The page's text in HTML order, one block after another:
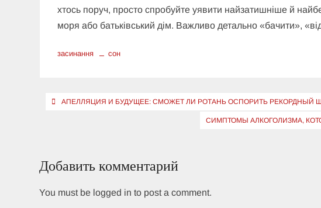
хтось поруч, просто спробуйте уявити найзатишніше й
моря або батьківський дім. Важливо детально «бачити»,
засинання сон
Навигация
АПЕЛЛЯЦИЯ И БУДУЩЕЕ: СМОЖЕТ ЛИ РОТАНЬ ОСПОРИТЬ РЕКОРДНЫЙ
СИМПТОМЫ АЛКОГОЛИЗМА,
Добавить комментарий
You must be logged in to post a comment.